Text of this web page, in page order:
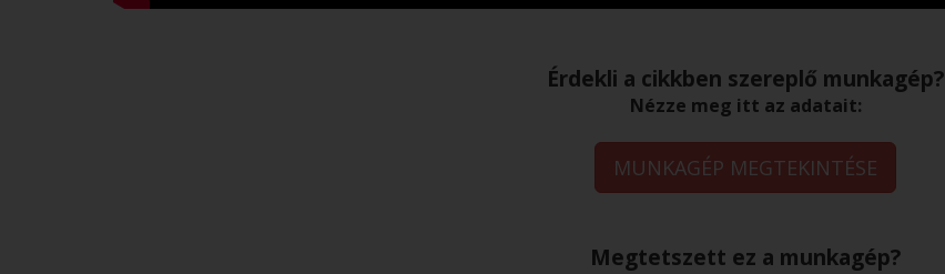
Érdekli a cikkben szereplő munkagép?
Nézze meg itt az adatait:
MUNKAGÉP MEGTEKINTÉSE
Megtetszett ez a munkagép?